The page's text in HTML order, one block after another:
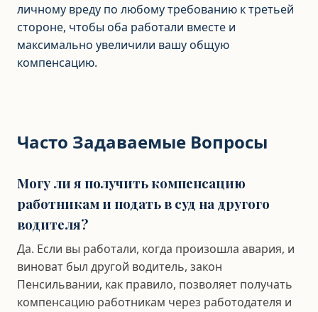
личному вреду по любому требованию к третьей
стороне, чтобы оба работали вместе и
максимально увеличили вашу общую
компенсацию.
Часто Задаваемые Вопросы
Могу ли я получить компенсацию
работникам и подать в суд на другого
водителя?
Да. Если вы работали, когда произошла авария, и
виноват был другой водитель, закон
Пенсильвании, как правило, позволяет получать
компенсацию работникам через работодателя и